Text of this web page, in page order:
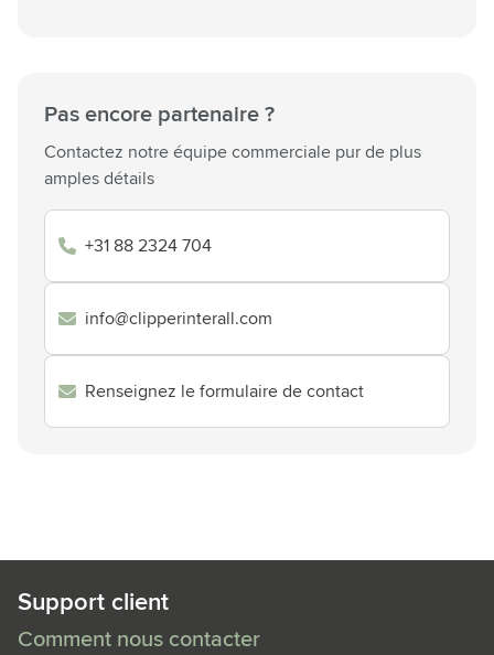
Pas encore partenaire ?
Contactez notre équipe commerciale pur de plus
amples détails
+31 88 2324 704
info@clipperinterall.com
Renseignez le formulaire de contact
Support client
Comment nous contacter